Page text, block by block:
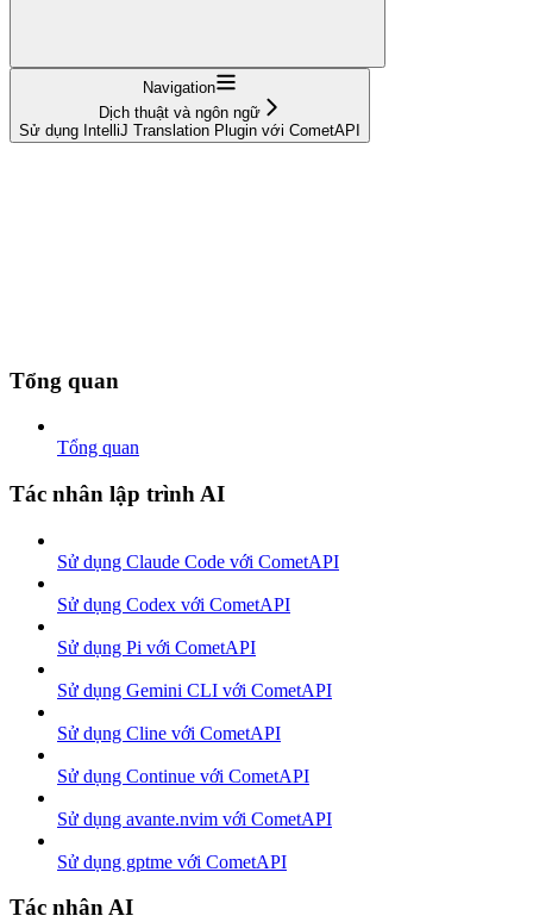
Navigation
Dịch thuật và ngôn ngữ
Sử dụng IntelliJ Translation Plugin với CometAPI
Tổng quan
Tổng quan
Tác nhân lập trình AI
Sử dụng Claude Code với CometAPI
Sử dụng Codex với CometAPI
Sử dụng Pi với CometAPI
Sử dụng Gemini CLI với CometAPI
Sử dụng Cline với CometAPI
Sử dụng Continue với CometAPI
Sử dụng avante.nvim với CometAPI
Sử dụng gptme với CometAPI
Tác nhân AI